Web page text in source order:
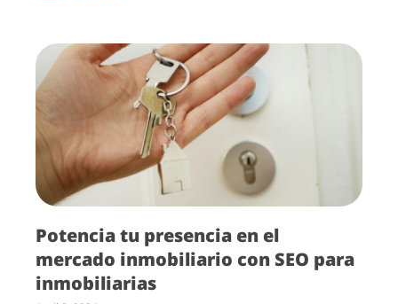
Potencia tu presencia en el
mercado inmobiliario con SEO para
inmobiliarias